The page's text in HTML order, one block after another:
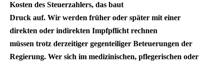
Kosten des Steuerzahlers, das baut
Druck auf. Wir werden früher oder später mit einer
direkten oder indirekten Impfpflicht rechnen
müssen trotz derzeitiger gegenteiliger Beteuerungen der
Regierung. Wer sich im medizinischen, pflegerischen oder